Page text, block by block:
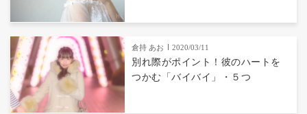
倉持 あお 2020/03/11
別れ際がポイント！彼のハートを
つかむ「バイバイ」・５つ